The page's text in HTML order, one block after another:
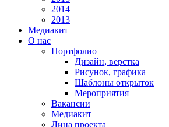
2014
2013
Медиакит
О нас
Портфолио
Дизайн, верстка
Рисунок, графика
Шаблоны открыток
Мероприятия
Вакансии
Медиакит
Лица проекта